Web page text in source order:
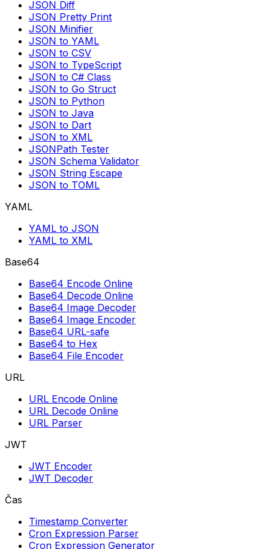
JSON Diff
JSON Pretty Print
JSON Minifier
JSON to YAML
JSON to CSV
JSON to TypeScript
JSON to C# Class
JSON to Go Struct
JSON to Python
JSON to Java
JSON to Dart
JSON to XML
JSONPath Tester
JSON Schema Validator
JSON String Escape
JSON to TOML
YAML
YAML to JSON
YAML to XML
Base64
Base64 Encode Online
Base64 Decode Online
Base64 Image Decoder
Base64 Image Encoder
Base64 URL-safe
Base64 to Hex
Base64 File Encoder
URL
URL Encode Online
URL Decode Online
URL Parser
JWT
JWT Encoder
JWT Decoder
Čas
Timestamp Converter
Cron Expression Parser
Cron Expression Generator